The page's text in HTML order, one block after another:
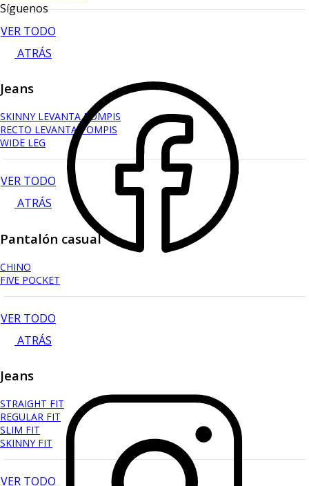
VER TODO
ATRÁS
Jeans
SKINNY LEVANTA POMPIS
RECTO LEVANTA POMPIS
WIDE LEG
VER TODO
ATRÁS
Pantalón casual
CHINO
FIVE POCKET
VER TODO
ATRÁS
Jeans
STRAIGHT FIT
REGULAR FIT
SLIM FIT
SKINNY FIT
VER TODO
Síguenos